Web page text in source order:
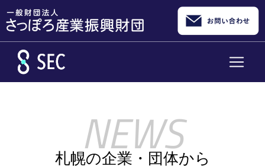
札幌の企業・団体から